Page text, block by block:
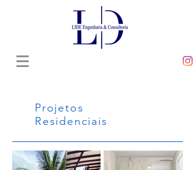
Projetos
Residenciais